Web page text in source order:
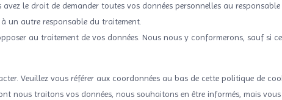
le droit de demander toutes vos données personnelles au
un autre responsable du traitement.
au traitement de vos données. Nous nous y conformerons, sauf si
Veuillez vous référer aux coordonnées au bas de cette politique de
nous traitons vos données, nous souhaitons en être informés, mais vous